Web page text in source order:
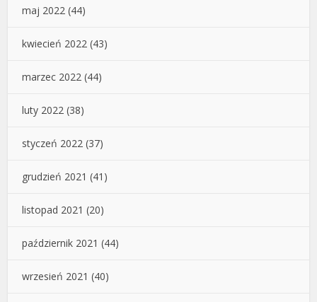
maj 2022 (44)
kwiecień 2022 (43)
marzec 2022 (44)
luty 2022 (38)
styczeń 2022 (37)
grudzień 2021 (41)
listopad 2021 (20)
październik 2021 (44)
wrzesień 2021 (40)